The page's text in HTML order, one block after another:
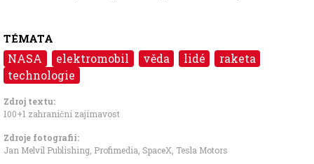
TÉMATA
NASA elektromobil věda lidé
raketa
technologie
Zdroj textu:
100+1 zahraniční zajímavost
Zdroje fotografii:
Jan Melvil Publishing, Profimedia, SpaceX, Tesla Motors